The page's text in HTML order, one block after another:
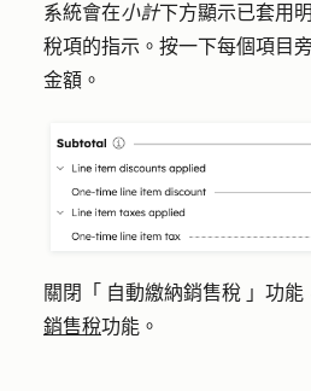
系統會在小計下方顯示已套用
稅項的指示。按一下每個項目
金額。
關閉「 自動繳納銷售稅 」功能
銷售稅功能。